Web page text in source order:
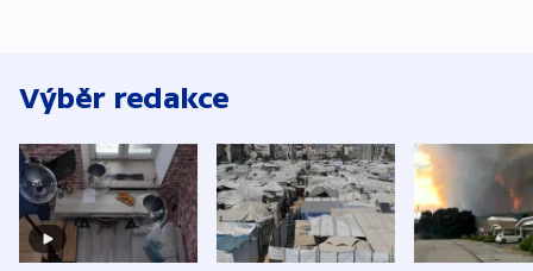
Výběr redakce